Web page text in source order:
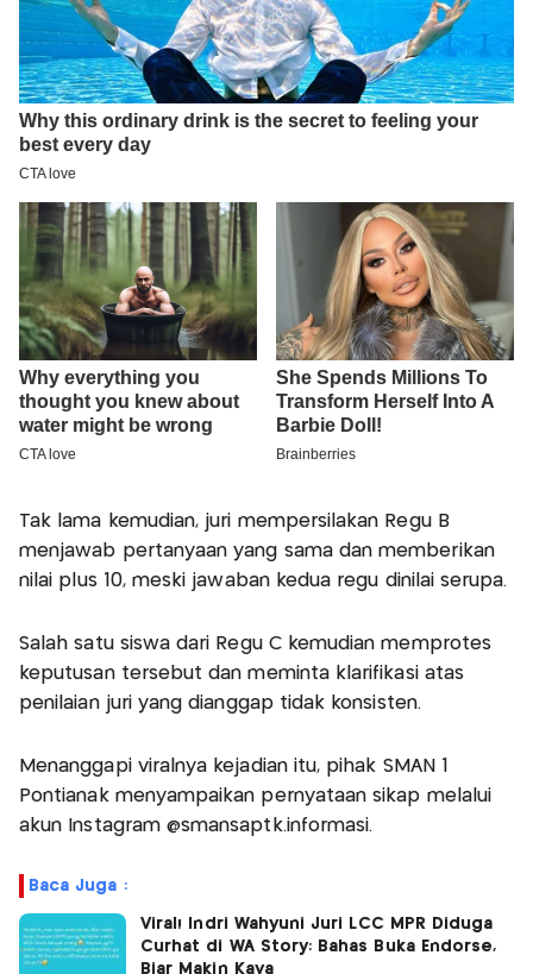
Tak lama kemudian, juri mempersilakan Regu B
menjawab pertanyaan yang sama dan memberikan
nilai plus 10, meski jawaban kedua regu dinilai serupa.
Salah satu siswa dari Regu C kemudian memprotes
keputusan tersebut dan meminta klarifikasi atas
penilaian juri yang dianggap tidak konsisten.
Menanggapi viralnya kejadian itu, pihak SMAN 1
Pontianak menyampaikan pernyataan sikap melalui
akun Instagram @smansaptk.informasi.
Baca Juga :
Viral! Indri Wahyuni Juri LCC MPR Diduga
Curhat di WA Story: Bahas Buka Endorse,
Biar Makin Kaya